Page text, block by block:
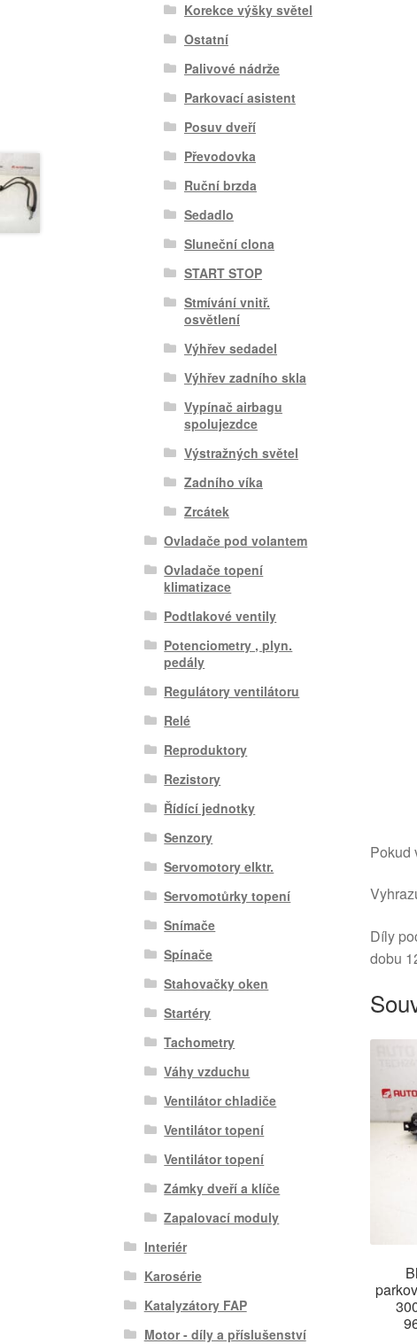
Pokud
Díly
dobu
Korekce výšky světel
Ostatní
Palivové nádrže
Parkovací asistent
Posuv dveří
Převodovka
Ruční brzda
Sedadlo
Sluneční clona
START STOP
Stmívání vnitř.
osvětlení
Výhřev sedadel
Výhřev zadního skla
Vypínač airbagu
spolujezdce
Výstražných světel
Zadního víka
Zrcátek
Ovladače pod volantem
Ovladače topení
klimatizace
Podtlakové ventily
Potenciometry , plyn.
pedály
Regulátory ventilátoru
Relé
Reproduktory
Rezistory
Řídící jednotky
Senzory
Servomotory elktr.
Servomotůrky topení
Snímače
Spínače
Stahovačky oken
Startéry
Tachometry
Váhy vzduchu
Ventilátor chladiče
Ventilátor topení
Ventilátor topení
Zámky dveří a klíče
Zapalovací moduly
Interiér
Karosérie
Katalyzátory FAP
Motor - díly a příslušenství